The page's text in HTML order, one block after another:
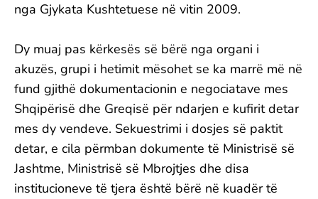
nga Gjykata Kushtetuese në vitin 2009.
Dy muaj pas kërkesës së bërë nga organi i
akuzës, grupi i hetimit mësohet se ka marrë më në
fund gjithë dokumentacionin e negociatave mes
Shqipërisë dhe Greqisë për ndarjen e kufirit detar
mes dy vendeve. Sekuestrimi i dosjes së paktit
detar, e cila përmban dokumente të Ministrisë së
Jashtme, Ministrisë së Mbrojtjes dhe disa
institucioneve të tjera është bërë në kuadër të